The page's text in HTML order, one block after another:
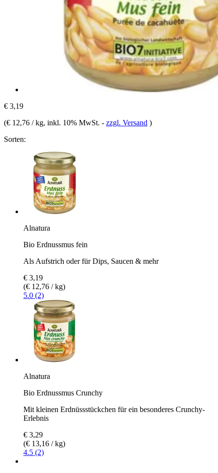
€ 3,19
(€ 12,76 / kg, inkl. 10% MwSt. - zzgl. Versand )
Sorten:
Alnatura
Bio Erdnussmus fein
Als Aufstrich oder für Dips, Saucen & mehr
€ 3,19
(€ 12,76 / kg)
5.0 (2)
Alnatura
Bio Erdnussmus Crunchy
Mit kleinen Erdnüssstückchen für ein besonderes Crunchy-
Erlebnis
€ 3,29
(€ 13,16 / kg)
4.5 (2)